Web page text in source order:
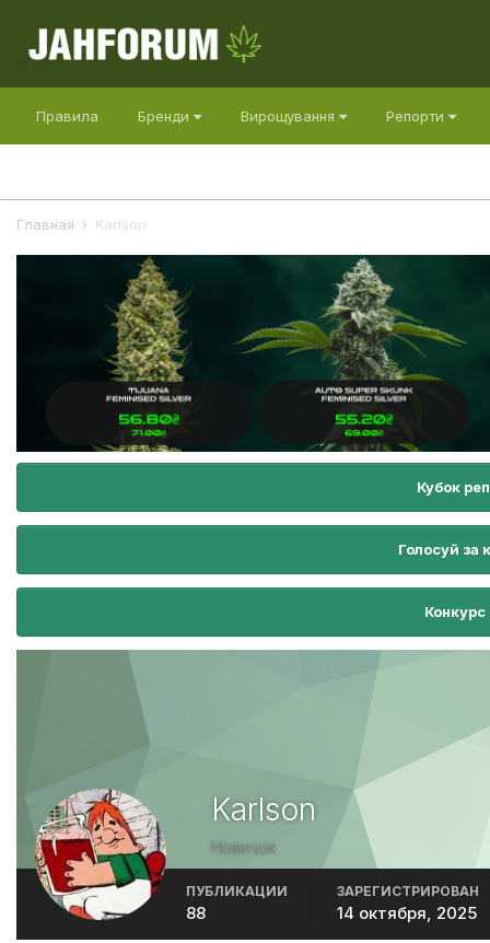
Правила Бренди Вирощування Репорти
Главная Karlson
Кубок
Голосуй
Karlson
Новичок
ПУБЛИКАЦИИ
88
ЗАРЕГИСТРИРОВАН
14 октября, 2025